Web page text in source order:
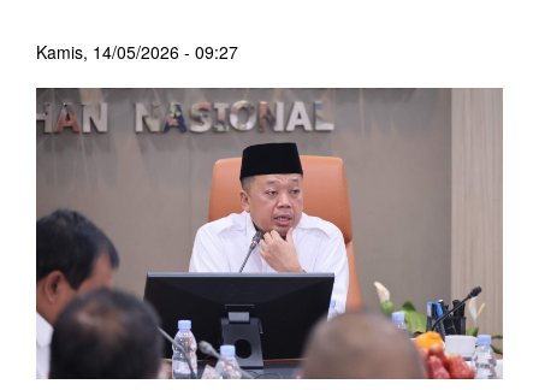
Kamis, 14/05/2026 - 09:27